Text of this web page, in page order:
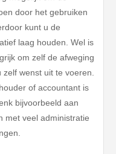
door het gebruiken
kunt u de
laag houden. Wel is
om zelf de afweging
wenst uit te voeren.
of accountant is
bijvoorbeeld aan
met veel administratie